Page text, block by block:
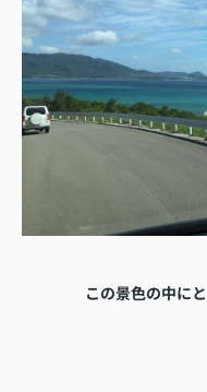
この景色の中に